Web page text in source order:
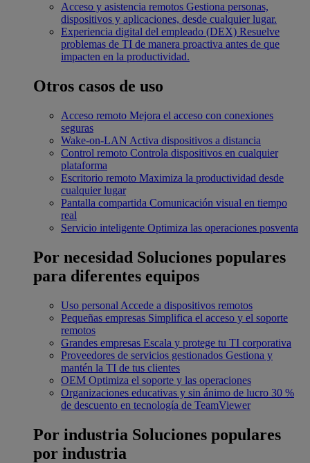
Acceso y asistencia remotos Gestiona personas,
dispositivos y aplicaciones, desde cualquier lugar.
Experiencia digital del empleado (DEX) Resuelve
problemas de TI de manera proactiva antes de que
impacten en la productividad.
Otros casos de uso
Acceso remoto Mejora el acceso con conexiones
seguras
Wake-on-LAN Activa dispositivos a distancia
Control remoto Controla dispositivos en cualquier
plataforma
Escritorio remoto Maximiza la productividad desde
cualquier lugar
Pantalla compartida Comunicación visual en tiempo
real
Servicio inteligente Optimiza las operaciones posventa
Por necesidad Soluciones populares
para diferentes equipos
Uso personal Accede a dispositivos remotos
Pequeñas empresas Simplifica el acceso y el soporte
remotos
Grandes empresas Escala y protege tu TI corporativa
Proveedores de servicios gestionados Gestiona y
mantén la TI de tus clientes
OEM Optimiza el soporte y las operaciones
Organizaciones educativas y sin ánimo de lucro 30 %
de descuento en tecnología de TeamViewer
Por industria Soluciones populares
por industria